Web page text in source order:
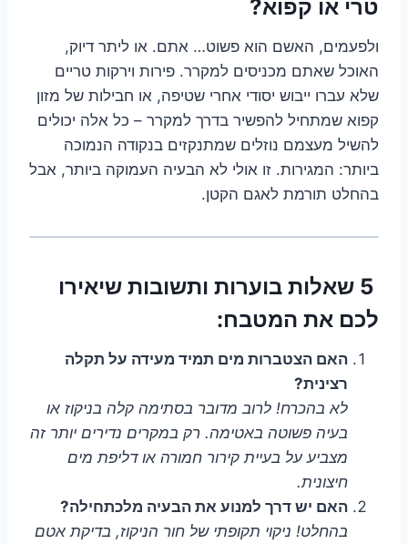
טרי או קפוא?
ולפעמים, האשם הוא פשוט… אתם. או ליתר דיוק,
האוכל שאתם מכניסים למקרר. פירות וירקות טריים
שלא עברו ייבוש יסודי אחרי שטיפה, או חבילות של מזון
קפוא שמתחיל להפשיר בדרך למקרר – כל אלה יכולים
להשיל מעצמם נוזלים שמתנקזים בנקודה הנמוכה
ביותר: המגירות. זו אולי לא הבעיה העמוקה ביותר, אבל
בהחלט תורמת לאגם הקטן.
5 שאלות בוערות ותשובות שיאירו
לכם את המטבח:
האם הצטברות מים תמיד מעידה על תקלה
רצינית?
לא בהכרח! לרוב מדובר בסתימה קלה בניקוז או
בעיה פשוטה באטימה. רק במקרים נדירים יותר זה
מצביע על בעיית קירור חמורה או דליפת מים
חיצונית.
האם יש דרך למנוע את הבעיה מלכתחילה?
בהחלט! ניקוי תקופתי של חור הניקוז, בדיקת אטם